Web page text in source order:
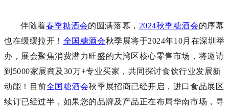
伴随着春季糖酒会的圆满落幕， 2024秋季糖酒会的序幕
也在缓缓拉开！ 全国糖酒会秋季展将于2024年10月在深圳举
办，展会聚焦消费潜力旺盛的大湾区核心零售市场，将邀请
到 5000家展商及 30万+专业买家 ，共同探讨食饮行业发展新
动能！目前全国糖酒会秋季展招商已经开启，进口食品展区
续订已经过半，如果您的品牌及产品正在布局华南市场，寻